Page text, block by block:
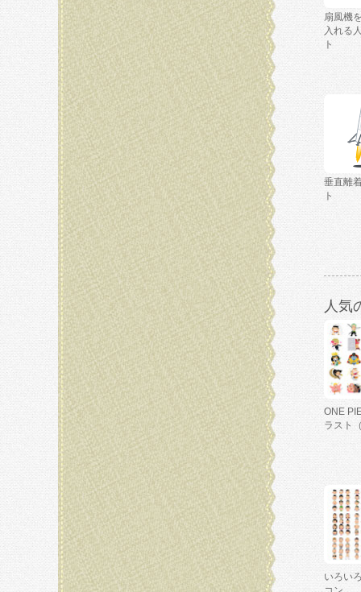
扇風機
入れる
ト
垂直離
ト
人気
ONE
ラスト
いろい